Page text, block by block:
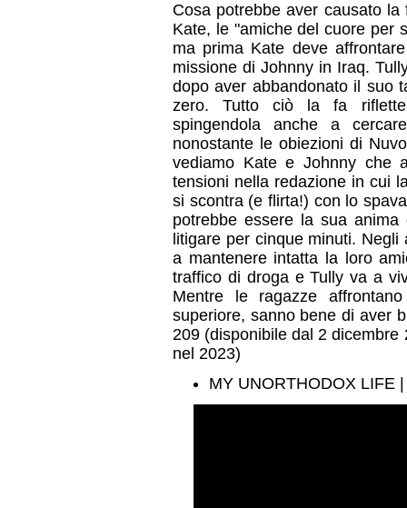
Cosa potrebbe aver causato
Kate, le "amiche del cuore per
ma prima Kate deve
missione di Johnny in Iraq.
dopo aver abbandonato il suo
zero. Tutto ciò la fa
spingendola anche a
nonostante le obiezioni di
vediamo Kate e Johnny che
tensioni nella redazione in cui
si scontra (e flirta!) con lo
potrebbe essere la sua
litigare per cinque minuti.
a mantenere intatta la loro
traffico di droga e Tully va a
Mentre le ragazze
superiore, sanno bene di aver
209 (disponibile dal 2
nel 2023)
MY UNORTHODOX LIFE